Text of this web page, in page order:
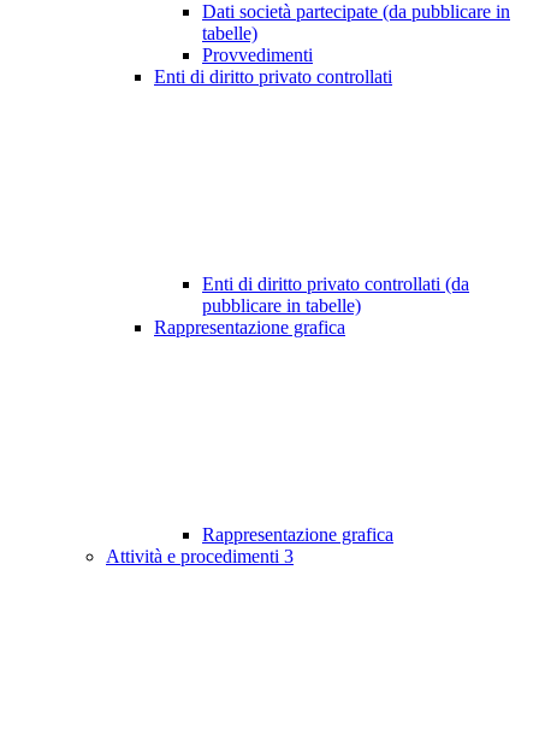
Dati società partecipate (da pubblicare in
tabelle)
Provvedimenti
Enti di diritto privato controllati
Enti di diritto privato controllati (da
pubblicare in tabelle)
Rappresentazione grafica
Rappresentazione grafica
Attività e procedimenti 3